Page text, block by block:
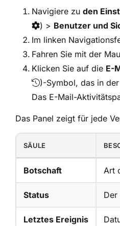
Navigiere zu den
) > Benutzer und
Im linken
Fahren Sie mit der
Klicken Sie auf die E-
)-Symbol, das in
Das E-Mail-
Das Panel zeigt für jede
SÄULE
Botschaft Art
Status Der
Letztes Ereignis